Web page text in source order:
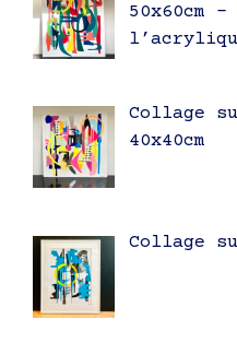
50x60cm
Collage
40x40cm
Collage